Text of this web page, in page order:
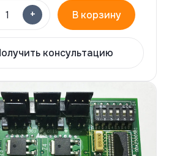
1 + В корзину
консультацию